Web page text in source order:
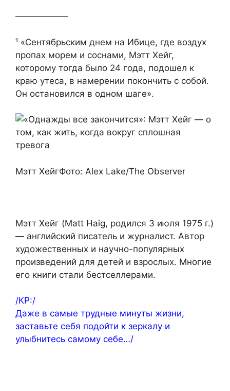
——————
¹ «Сентябрьским днем на Ибице, где воздух
пропах морем и соснами, Мэтт Хейг,
которому тогда было 24 года, подошел к
краю утеса, в намерении покончить с собой.
Он остановился в одном шаге».
Мэтт ХейгФото: Alex Lake/The Observer
Мэтт Хейг (Matt Haig, родился 3 июля 1975 г.)
— английский писатель и журналист. Автор
художественных и научно-популярных
произведений для детей и взрослых. Многие
его книги стали бестселлерами.
/КР:/
Даже в самые трудные минуты жизни,
заставьте себя подойти к зеркалу и
улыбнитесь самому себе…/